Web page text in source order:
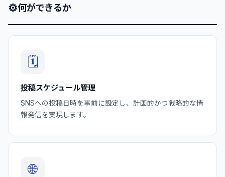
⚙何ができるか
🗓️
投稿スケジュール管理
SNSへの投稿日時を事前に設定し、計画的かつ戦略的な情
報発信を実現します。
🌐